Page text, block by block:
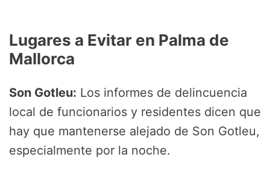
Lugares a Evitar en Palma de
Mallorca
Son Gotleu: Los informes de delincuencia
local de funcionarios y residentes dicen que
hay que mantenerse alejado de Son Gotleu,
especialmente por la noche.